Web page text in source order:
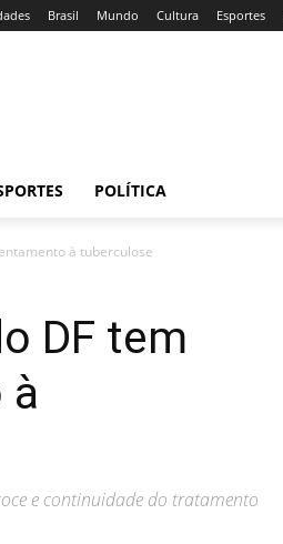
Brasil Mundo Cultura Esportes
POLÍTICA
à tuberculose
DF tem
à
e continuidade do tratamento